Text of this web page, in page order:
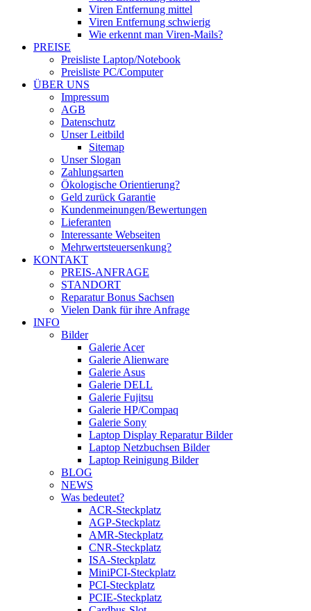
Viren Entfernung mittel
Viren Entfernung schwierig
Wie erkennt man Viren-Mails?
PREISE
Preisliste Laptop/Notebook
Preisliste PC/Computer
ÜBER UNS
Impressum
AGB
Datenschutz
Unser Leitbild
Sitemap
Unser Slogan
Zahlungsarten
Ökologische Orientierung?
Geld zurück Garantie
Kundenmeinungen/Bewertungen
Lieferanten
Interessante Webseiten
Mehrwertsteuersenkung?
KONTAKT
PREIS-ANFRAGE
STANDORT
Reparatur Bonus Sachsen
Vielen Dank für ihre Anfrage
INFO
Bilder
Galerie Acer
Galerie Alienware
Galerie Asus
Galerie DELL
Galerie Fujitsu
Galerie HP/Compaq
Galerie Sony
Laptop Display Reparatur Bilder
Laptop Netzbuchsen Bilder
Laptop Reinigung Bilder
BLOG
NEWS
Was bedeutet?
ACR-Steckplatz
AGP-Steckplatz
AMR-Steckplatz
CNR-Steckplatz
ISA-Steckplatz
MiniPCI-Steckplatz
PCI-Steckplatz
PCIE-Steckplatz